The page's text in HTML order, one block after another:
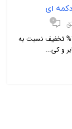
ای
۰
پخش عمده کیف پول و کیف مدارک با بیش از 10% تخفیف نسبت به
و کی...